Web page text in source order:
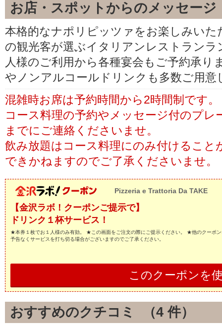
お店・スポットからのメッセージ
本格的なナポリピッツァをお楽しみい
の観光客が選ぶイタリアンレストラン
人様のご利用から各種宴会もご予約承
やノンアルコールドリンクも多数ご用意
混雑時お席は予約時間から2時間制です。
コース料理の予約やメッセージ付のプレ
までにご連絡くださいませ。
飲み放題はコース料理にのみ付けること
できかねますのでご了承くださいませ。
Pizzeria e Trattoria Da TAKE
【金沢ラボ！クーポンご提示で】
ドリンク１杯サービス！
★本券１枚でお１人様のみ有効。 ★この画面をご注文の際にご提示ください。 ★他のクーポ
予告なくサービスを打ち切る場合がございますのでご了承ください。
このクーポンを
おすすめのクチコミ （4 件）